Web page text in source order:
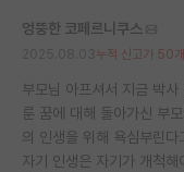
엉뚱한 코페르니쿠스
누적 신고가 50
부모님 아프셔서 지금 박
룬 꿈에 대해 돌아가신 부
의 인생을 위해 욕심부린다
자기 인생은 자기가 개척